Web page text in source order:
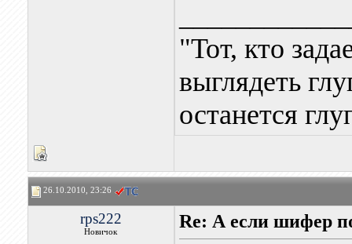
"Тот, кто
выглядеть
останется
26.10.2010, 23:26
rps222
Новичок
Re: А если шифер